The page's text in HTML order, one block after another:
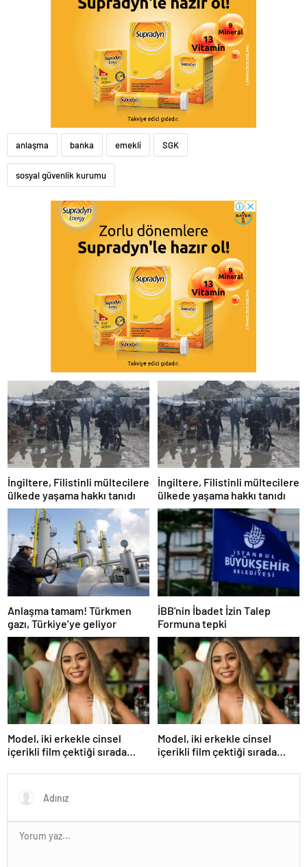
anlaşma banka emekli SGK
sosyal güvenlik kurumu
İngiltere, Filistinli mültecilere
ülkede yaşama hakkı tanıdı
İngiltere, Filistinli mültecilere
ülkede yaşama hakkı tanıdı
Anlaşma tamam! Türkmen
gazı, Türkiye’ye geliyor
İBB'nin İbadet İzin Talep
Formuna tepki
Model, iki erkekle cinsel
içerikli film çektiği sırada
kaybetti
Model, iki erkekle cinsel
içerikli film çektiği sırada
kaybetti